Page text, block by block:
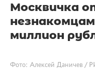
Москвичка
миллион
Фото: Алексей Даничев /